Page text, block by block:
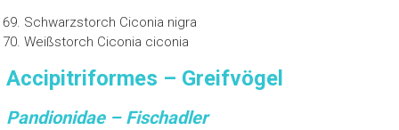
Schwarzstorch Ciconia nigra
Weißstorch Ciconia ciconia
Accipitriformes – Greifvögel
Pandionidae – Fischadler